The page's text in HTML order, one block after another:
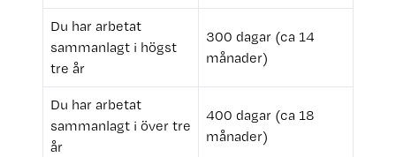
Du har arbetat
sammanlagt i högst
tre år
300 dagar (ca 14
månader)
Du har arbetat
sammanlagt i över tre
år
400 dagar (ca 18
månader)